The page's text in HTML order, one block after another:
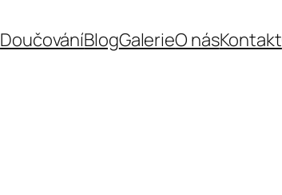
DoučováníBlogGalerieO násKontakt